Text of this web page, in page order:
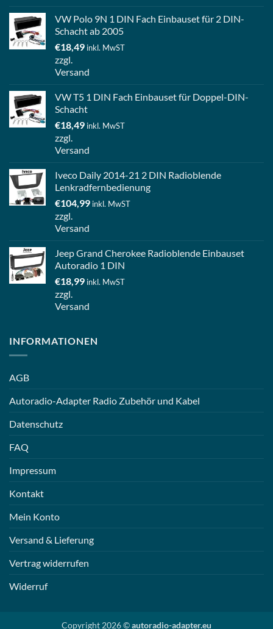
VW Polo 9N 1 DIN Fach Einbauset für 2 DIN-
Schacht ab 2005
€18,49 inkl. MwST
zzgl.
Versand
VW T5 1 DIN Fach Einbauset für Doppel-DIN-
Schacht
€18,49 inkl. MwST
zzgl.
Versand
Iveco Daily 2014-21 2 DIN Radioblende
Lenkradfernbedienung
€104,99 inkl. MwST
zzgl.
Versand
Jeep Grand Cherokee Radioblende Einbauset
Autoradio 1 DIN
€18,99 inkl. MwST
zzgl.
Versand
INFORMATIONEN
AGB
Autoradio-Adapter Radio Zubehör und Kabel
Datenschutz
FAQ
Impressum
Kontakt
Mein Konto
Versand & Lieferung
Vertrag widerrufen
Widerruf
Copyright 2026 ©autoradio-adapter.eu